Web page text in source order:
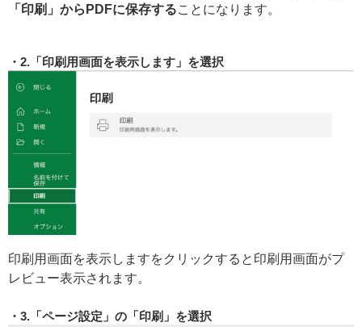
「印刷」からPDFに保存することになります。
2.「印刷用画面を表示します」を選択
印刷用画面を表示しますをクリックすると印刷用画面がプ
レビュー表示されます。
3.「ページ設定」の「印刷」を選択